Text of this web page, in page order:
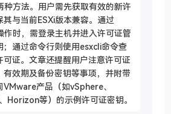
种方法。用户需先获取有效的新许
与当前ESXi版本兼容。通过
时，需登录主机并进入许可证管
；通过命令行则使用esxcli命令查
可证。文章还提醒用户注意许可证
有效期及备份密钥等事项，并附带
产品（如vSphere、
Horizon等）的示例许可证密钥。